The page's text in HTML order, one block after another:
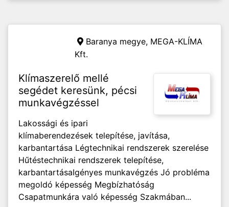
Baranya megye, MEGA-KLÍMA
Kft.
Klímaszerelő mellé
segédet keresünk, pécsi
munkavégzéssel
Lakossági és ipari
klímaberendezések telepítése, javítása,
karbantartása Légtechnikai rendszerek szerelése
Hűtéstechnikai rendszerek telepítése,
karbantartása ​​​​​​Igényes munkavégzés Jó probléma
megoldó képesség Megbízhatóság
Csapatmunkára való képesség Szakmában...